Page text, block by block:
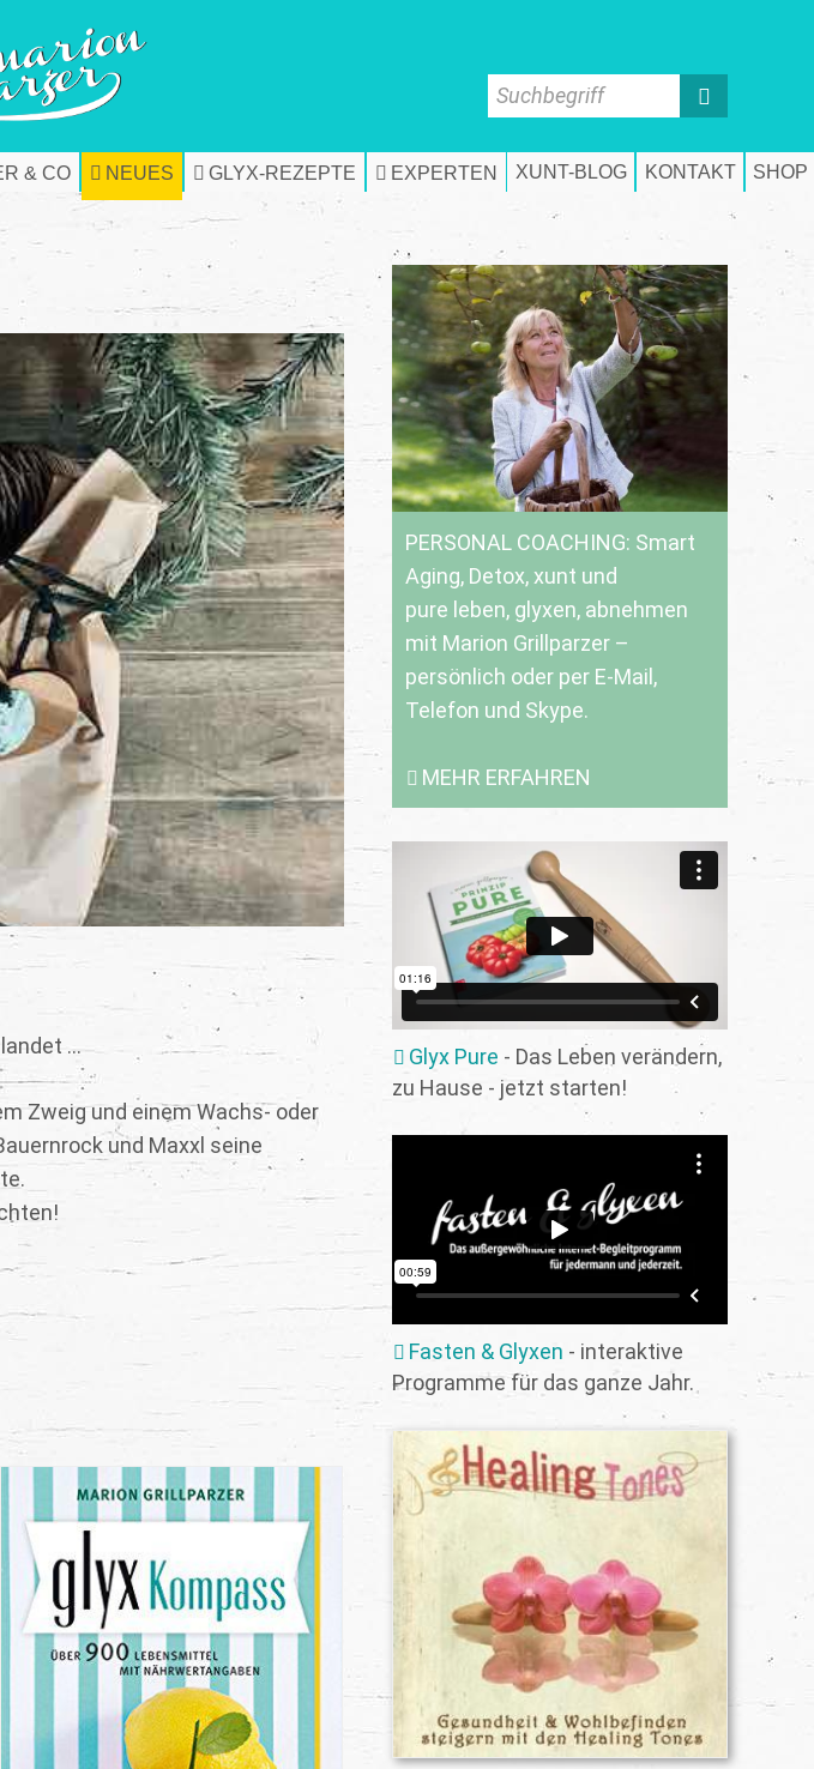
& CO NEUES GLYX-REZEPTE EXPERTEN XUNT-BLOG KONTAKT SHOP
Suchbegriff
PERSONAL COACHING: Smart
Aging, Detox, xunt und
pure leben, glyxen, abnehmen
mit Marion Grillparzer –
persönlich oder per E-Mail,
Telefon und Skype.
MEHR ERFAHREN
Glyx Pure - Das Leben verändern,
zu Hause - jetzt starten!
Fasten & Glyxen - interaktive
Programme für das ganze Jahr.
...
Zweig und einem Wachs- oder
und Maxxl seine